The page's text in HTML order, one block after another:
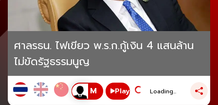
ศาลรธน. ไฟเขียว พ.ร.ก.กู้เงิน 4 แสนล้าน
ไม่ขัดรัฐธรรมนูญ
Play Loading...